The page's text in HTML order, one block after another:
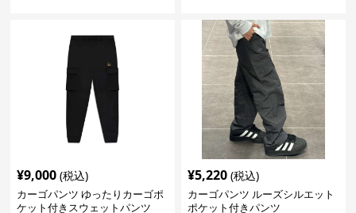
¥9,000 (税込)
カーゴパンツ ゆったりカーゴポ
ケット付きスウェットパンツ
¥5,220 (税込)
カーゴパンツ ルーズシルエット
ポケット付きパンツ